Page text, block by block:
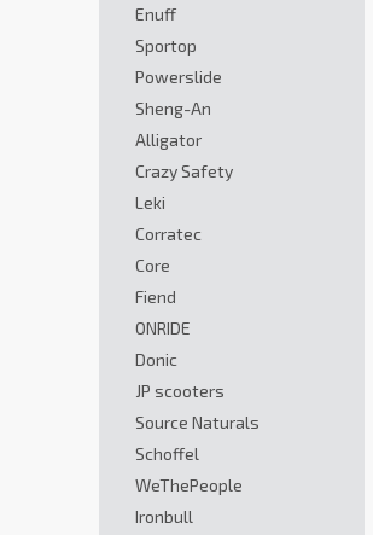
Enuff
Sportop
Powerslide
Sheng-An
Alligator
Crazy Safety
Leki
Corratec
Core
Fiend
ONRIDE
Donic
JP scooters
Source Naturals
Schoffel
WeThePeople
Ironbull